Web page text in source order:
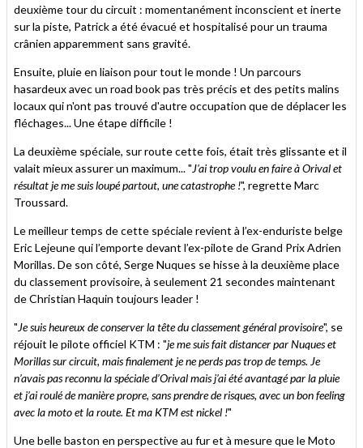
deuxième tour du circuit : momentanément inconscient et inerte
sur la piste, Patrick a été évacué et hospitalisé pour un trauma
crânien apparemment sans gravité.
Ensuite, pluie en liaison pour tout le monde ! Un parcours
hasardeux avec un road book pas très précis et des petits malins
locaux qui n'ont pas trouvé d'autre occupation que de déplacer les
fléchages... Une étape difficile !
La deuxième spéciale, sur route cette fois, était très glissante et il
valait mieux assurer un maximum... "J'ai trop voulu en faire à Orival et
résultat je me suis loupé partout, une catastrophe !", regrette Marc
Troussard.
Le meilleur temps de cette spéciale revient à l’ex-enduriste belge
Eric Lejeune qui l’emporte devant l’ex-pilote de Grand Prix Adrien
Morillas. De son côté, Serge Nuques se hisse à la deuxième place
du classement provisoire, à seulement 21 secondes maintenant
de Christian Haquin toujours leader !
"Je suis heureux de conserver la tête du classement général provisoire", se
réjouit le pilote officiel KTM : "je me suis fait distancer par Nuques et
Morillas sur circuit, mais finalement je ne perds pas trop de temps. Je
n’avais pas reconnu la spéciale d’Orival mais j’ai été avantagé par la pluie
et j’ai roulé de manière propre, sans prendre de risques, avec un bon feeling
avec la moto et la route. Et ma KTM est nickel !"
Une belle baston en perspective au fur et à mesure que le Moto